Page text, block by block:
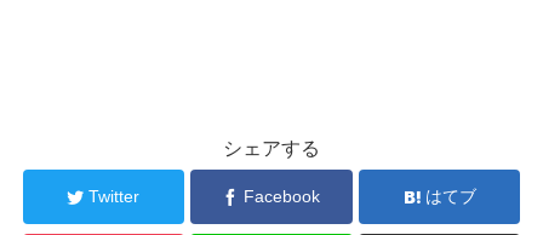
シェアする
Twitter Facebook はてブ